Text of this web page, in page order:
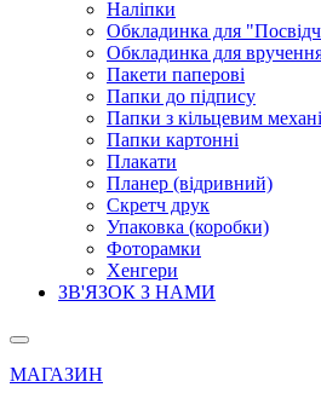
Наліпки
Обкладинка для
Обкладинка для
Пакети паперові
Папки до підпису
Папки з кільцевим
Папки картонні
Плакати
Планер (відривний)
Скретч друк
Упаковка (коробки)
Фоторамки
Хенгери
ЗВ'ЯЗОК З НАМИ
МАГАЗИН